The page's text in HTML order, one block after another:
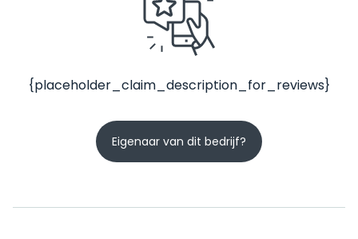
{placeholder_claim_description_for_reviews}
Eigenaar van dit bedrijf?